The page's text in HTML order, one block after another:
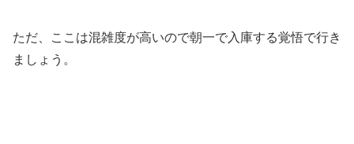
ただ、ここは混雑度が高いので朝一で入庫する覚悟で行き
ましょう。